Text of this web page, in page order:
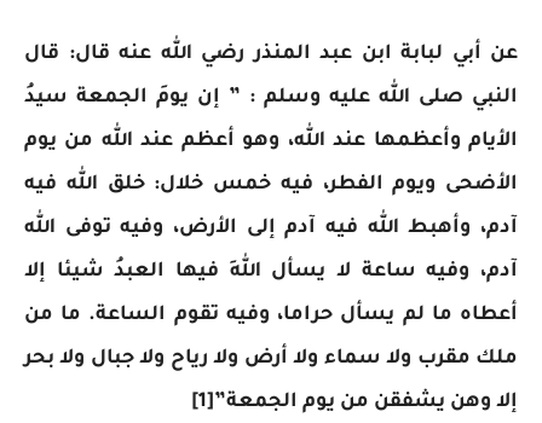
عن أبي لبابة ابن عبد المنذر رضي الله عنه قال: قال
النبي صلى الله عليه وسلم : ” إن يومَ الجمعة سيدُ
الأيام وأعظمها عند الله، وهو أعظم عند الله من يوم
الأضحى ويوم الفطر، فيه خمس خلال: خلق الله فيه
آدم، وأهبط الله فيه آدم إلى الأرض، وفيه توفى الله
آدم، وفيه ساعة لا يسأل اللهَ فيها العبدُ شيئا إلا
أعطاه ما لم يسأل حراما، وفيه تقوم الساعة. ما من
ملك مقرب ولا سماء ولا أرض ولا رياح ولا جبال ولا بحر
إلا وهن يشفقن من يوم الجمعة”[1]